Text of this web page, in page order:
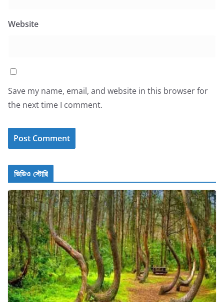
Website
Save my name, email, and website in this browser for
the next time I comment.
ভিডিও স্টোরি